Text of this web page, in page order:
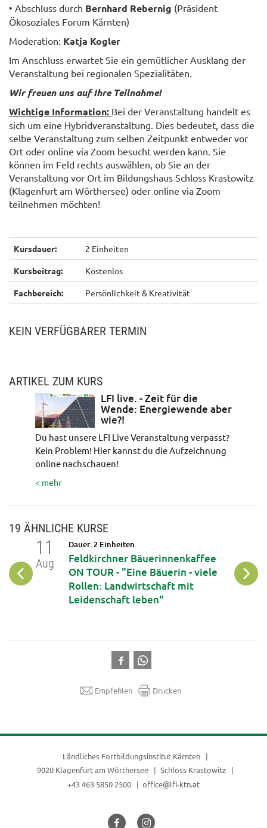
• Abschluss durch Bernhard Rebernig (Präsident
Ökosoziales Forum Kärnten)
Moderation: Katja Kogler
Im Anschluss erwartet Sie ein gemütlicher Ausklang der
Veranstaltung bei regionalen Spezialitäten.
Wir freuen uns auf Ihre Teilnahme!
Wichtige Information: Bei der Veranstaltung handelt es
sich um eine Hybridveranstaltung. Dies bedeutet, dass die
selbe Veranstaltung zum selben Zeitpunkt entweder vor
Ort oder online via Zoom besucht werden kann. Sie
können im Feld rechts auswählen, ob Sie an der
Veranstaltung vor Ort im Bildungshaus Schloss Krastowitz
(Klagenfurt am Wörthersee) oder online via Zoom
teilnehmen möchten!
Kursdauer: 2 Einheiten
Kursbeitrag: Kostenlos
Fachbereich: Persönlichkeit & Kreativität
KEIN VERFÜGBARER TERMIN
ARTIKEL ZUM KURS
LFI live. - Zeit für die
Wende: Energiewende aber
wie?!
Du hast unsere LFI Live Veranstaltung verpasst?
Kein Problem! Hier kannst du die Aufzeichnung
online nachschauen!
< mehr
19 ÄHNLICHE KURSE
DIY
11
Aug
Dauer: 2 Einheiten
Feldkirchner Bäuerinnenkaffee
ON TOUR - "Eine Bäuerin - viele
Rollen: Landwirtschaft mit
Leidenschaft leben"
Aug
Empfehlen Drucken
Ländliches Fortbildungsinstitut Kärnten
9020 Klagenfurt am Wörthersee
Schloss Krastowitz
+43 463 5850 2500
office@lfi-ktn.at